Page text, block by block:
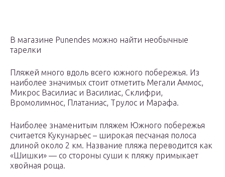
В магазине Punendes можно найти необычные
тарелки
Пляжей много вдоль всего южного побережья. Из
наиболее значимых стоит отметить Мегали Аммос,
Микрос Василиас и Василиас, Склифри,
Вромолимнос, Платаниас, Трулос и Марафа.
Наиболее знаменитым пляжем Южного побережья
считается Кукунарьес – широкая песчаная полоса
длиной около 2 км. Название пляжа переводится как
«Шишки» — со стороны суши к пляжу примыкает
хвойная роща.